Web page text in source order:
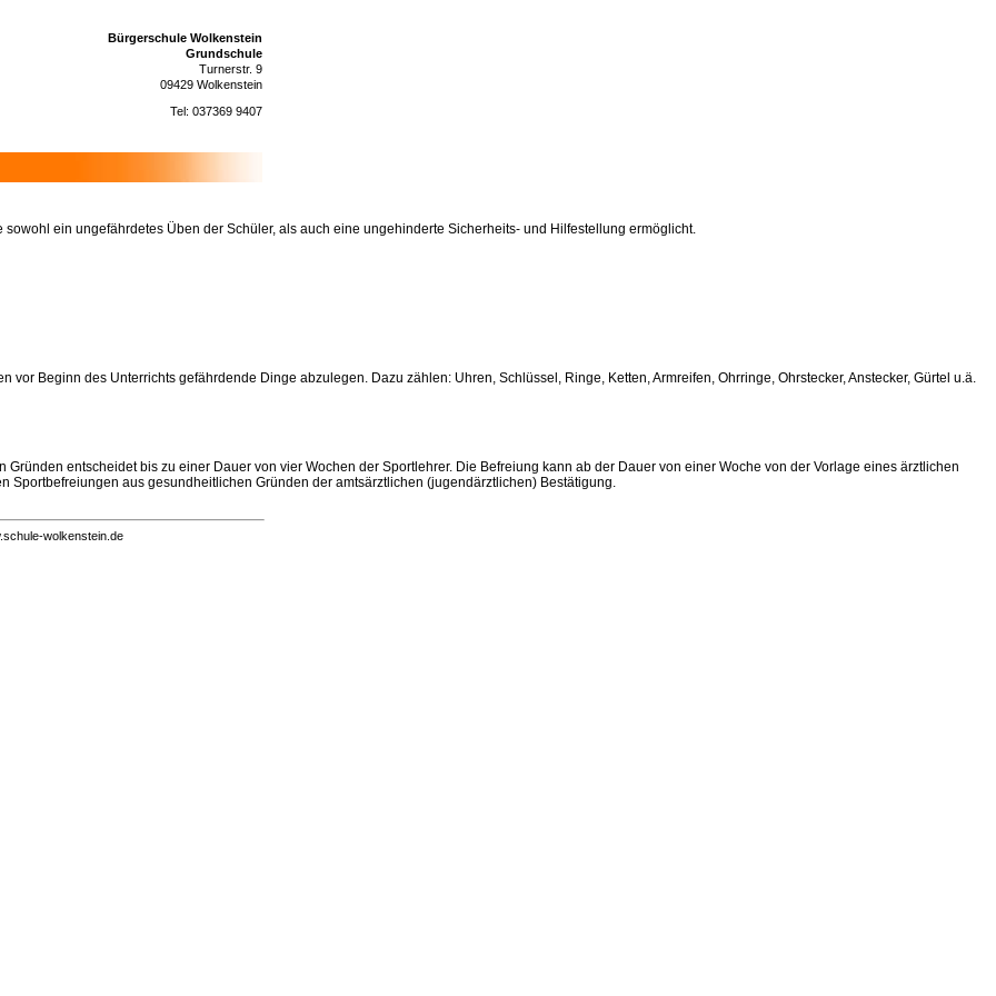
Bürgerschule Wolkenstein
Grundschule
Turnerstr. 9
09429 Wolkenstein
Tel: 037369 9407
ein ungefährdetes Üben der Schüler, als auch eine ungehinderte Sicherheits- und Hilfestellung ermöglicht.
Beginn des Unterrichts gefährdende Dinge abzulegen. Dazu zählen: Uhren, Schlüssel, Ringe, Ketten, Armreifen, Ohrringe, Ohrstecker, Anstecker, Gürtel u.ä.
entscheidet bis zu einer Dauer von vier Wochen der Sportlehrer. Die Befreiung kann ab der Dauer von einer Woche von der Vorlage eines ärztlichen
aus gesundheitlichen Gründen der amtsärztlichen (jugendärztlichen) Bestätigung.
wolkenstein.de